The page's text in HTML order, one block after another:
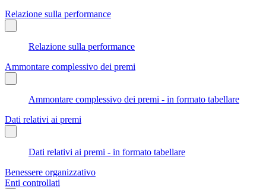
Relazione sulla performance
Relazione sulla performance
Ammontare complessivo dei premi
Ammontare complessivo dei premi - in formato tabellare
Dati relativi ai premi
Dati relativi ai premi - in formato tabellare
Benessere organizzativo
Enti controllati